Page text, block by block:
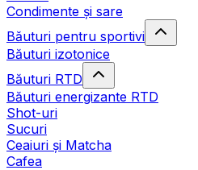
Condimente și sare
Băuturi pentru sportivi
Băuturi izotonice
Băuturi RTD
Băuturi energizante RTD
Shot-uri
Sucuri
Ceaiuri și Matcha
Cafea